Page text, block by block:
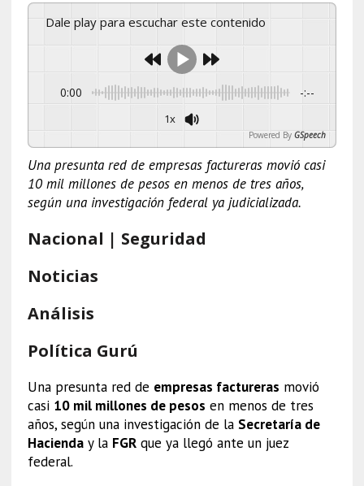
Dale play para escuchar este contenido
0:00 -:--
1x
Powered By GSpeech
Una presunta red de empresas factureras movió casi
10 mil millones de pesos en menos de tres años,
según una investigación federal ya judicializada.
Nacional | Seguridad
Noticias
Análisis
Política Gurú
Una presunta red de empresas factureras movió
casi 10 mil millones de pesos en menos de tres
años, según una investigación de la Secretaría de
Hacienday la FGRque ya llegó ante un juez
federal.